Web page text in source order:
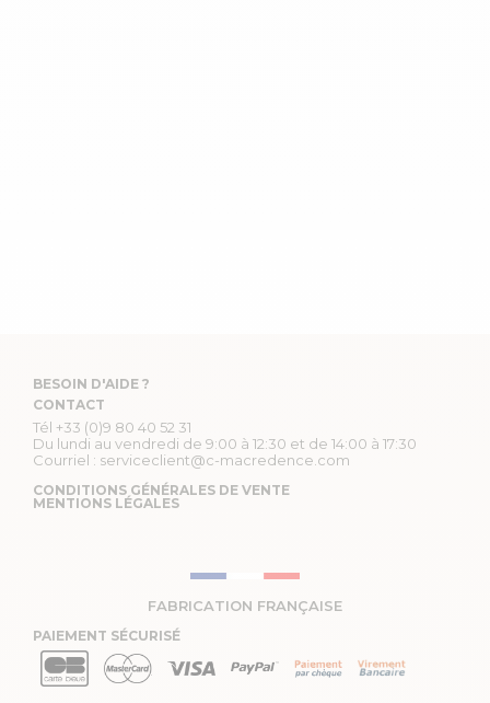
BESOIN D'AIDE ?
CONTACT
Tél +33 (0)9 80 40 52 31
Du lundi au vendredi de 9:00 à 12:30 et de 14:00 à 17:30
Courriel : serviceclient@c-macredence.com
CONDITIONS GÉNÉRALES DE VENTE
MENTIONS LÉGALES
FABRICATION FRANÇAISE
PAIEMENT SÉCURISÉ